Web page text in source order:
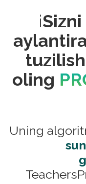
¡
oling
Uning